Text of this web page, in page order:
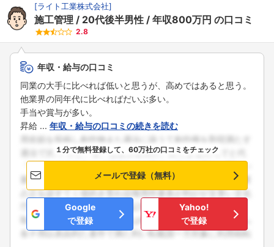
[ライト工業株式会社]
施工管理 20代後半男性 年収800万円 の口コミ
2.8
年収・給与の口コミ
同業の大手に比べれば低いと思うが、高めではあると思う。
他業界の同年代に比べればだいぶ多い。
手当や賞与が多い。
昇給 ... 年収・給与の口コミの続きを読む
１分で無料登録して、60万社の口コミをチェック
メールで登録（無料）
Google
で登録
Yahoo!
で登録